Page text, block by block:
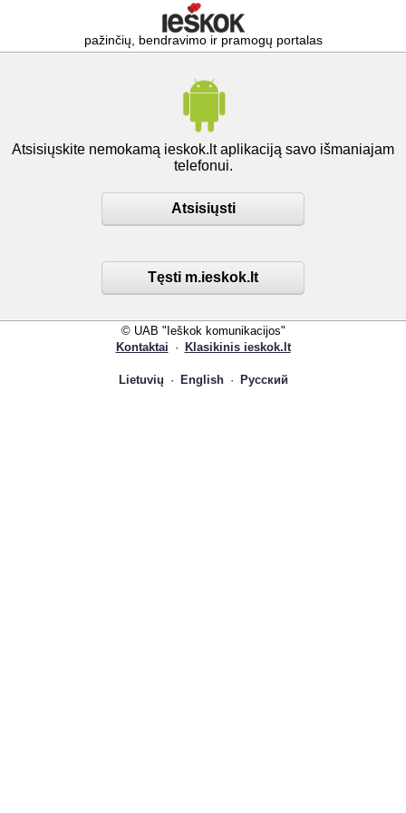
pažinčių, bendravimo ir pramogų portalas
Atsisiųskite nemokamą ieskok.lt aplikaciją savo išmaniajam
telefonui.
Atsisiųsti
Tęsti m.ieskok.lt
© UAB "Ieškok komunikacijos"
Kontaktai · Klasikinis ieskok.lt
Lietuvių · English · Русский